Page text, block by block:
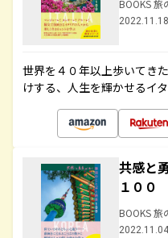
BOOKS 旅
世界を４０年以上歩いてき
けする、人生を輝かせるイ
共感と
１００
BOOKS 旅